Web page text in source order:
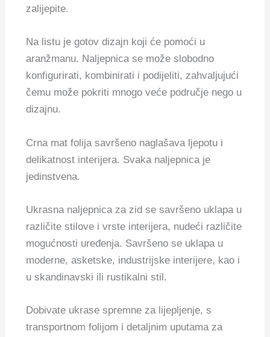
zalijepite.
Na listu je gotov dizajn koji će pomoći u
aranžmanu. Naljepnica se može slobodno
konfigurirati, kombinirati i podijeliti, zahvaljujući
čemu može pokriti mnogo veće područje nego u
dizajnu.
Crna mat folija savršeno naglašava ljepotu i
delikatnost interijera. Svaka naljepnica je
jedinstvena.
Ukrasna naljepnica za zid se savršeno uklapa u
različite stilove i vrste interijera, nudeći različite
mogućnosti uređenja. Savršeno se uklapa u
moderne, asketske, industrijske interijere, kao i
u skandinavski ili rustikalni stil.
Dobivate ukrase spremne za lijepljenje, s
transportnom folijom i detaljnim uputama za